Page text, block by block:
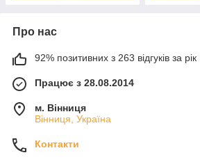
Про нас
92% позитивних з 263 відгуків за рік
Працює з 28.08.2014
м. Вінниця
Вінниця, Україна
Контакти